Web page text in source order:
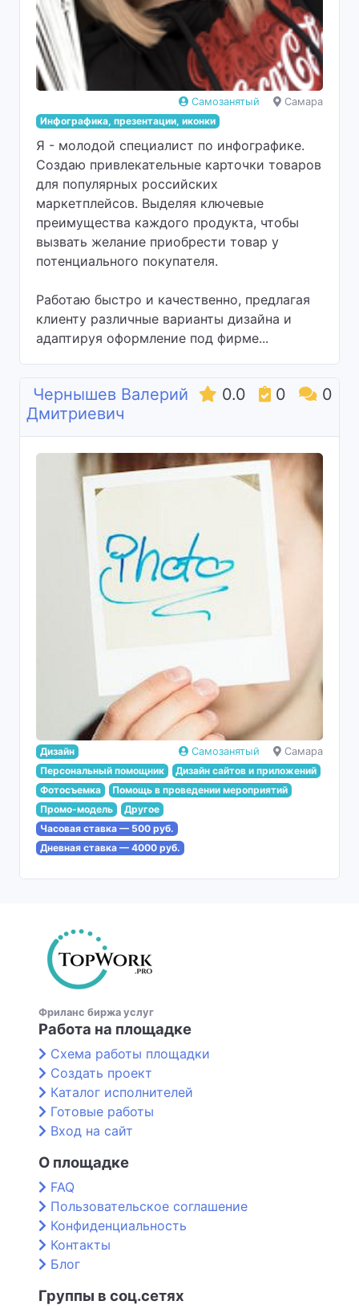
Самозанятый
Самара
Инфографика, презентации, иконки
Я - молодой специалист по инфографике.
Создаю привлекательные карточки товаров
для популярных российских
маркетплейсов. Выделяя ключевые
преимущества каждого продукта, чтобы
вызвать желание приобрести товар у
потенциального покупателя.
Работаю быстро и качественно, предлагая
клиенту различные варианты дизайна и
адаптируя оформление под фирме...
0.0 0 0
Чернышев Валерий
Дмитриевич
Самозанятый Самара
Дизайн
Персональный помощник
Дизайн сайтов и приложений
Фотосъемка
Помощь в проведении мероприятий
Промо-модель
Другое
Часовая ставка — 500 руб.
Дневная ставка — 4000 руб.
Фриланс биржа услуг
Работа на площадке
Схема работы площадки
Создать проект
Каталог исполнителей
Готовые работы
Вход на сайт
О площадке
FAQ
Пользовательское соглашение
Конфиденциальность
Контакты
Блог
Группы в соц.сетях